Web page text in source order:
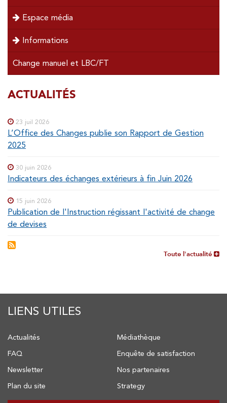
Espace média
Informations
Change manuel et LBC/FT
SOUS-
Special
ACTUALITÉS
23 juil 2026
L’Office des Changes publie son Rapport de Gestion
2025
30 juin 2026
Indicateurs des échanges extérieurs à fin Juin 2026
15 juin 2026
Publication de l'Instruction régissant l'activité de change
de devises
Toute l'actualité
LIENS UTILES
Actualités
FAQ
Newsletter
Plan du site
Médiathèque
Enquête de satisfaction
Nos partenaires
Strategy